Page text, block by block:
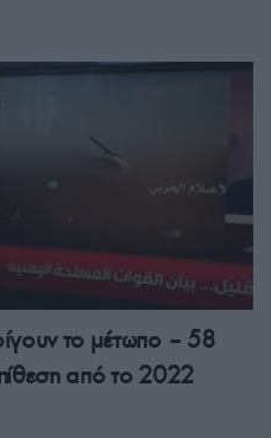
το μέτωπο – 58
από το 2022